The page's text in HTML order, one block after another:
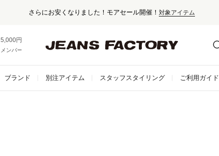
さらにお安くなりました！モアセール開催！ 対象アイテム
5,000円以上お買い上げで送料無料！
メンバー登録でお得な情報をゲット。さらに詳しく
ブランド 別注アイテム スタッフスタイリング ご利用ガイド